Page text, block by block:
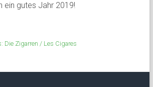
ein gutes Jahr 2019!
Die Zigarren / Les Cigares